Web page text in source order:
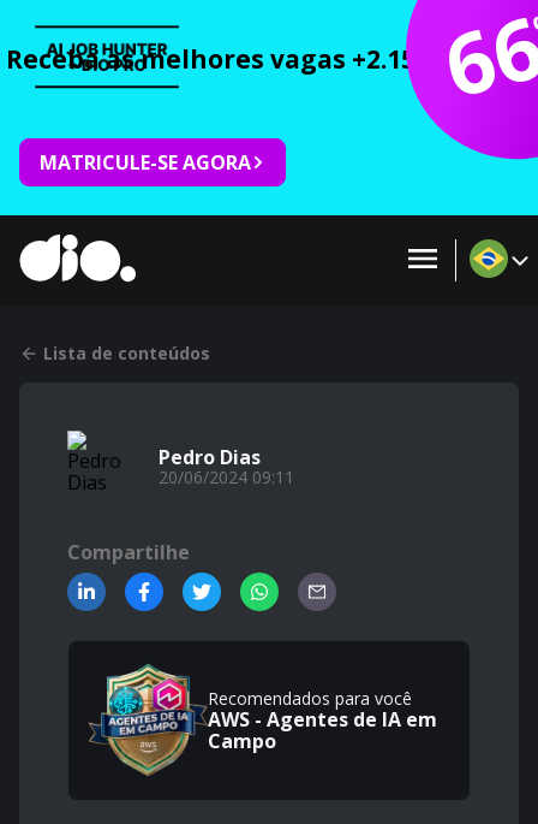
Receba as melhores vagas +2.150 cursos
MATRICULE-SE AGORA
Lista de conteúdos
Pedro Dias
20/06/2024 09:11
Compartilhe
Recomendados para você
AWS - Agentes de IA em
Campo